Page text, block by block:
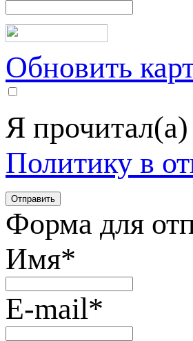
Обновить
Я
Политику в
Форма для
Имя*
E-mail*